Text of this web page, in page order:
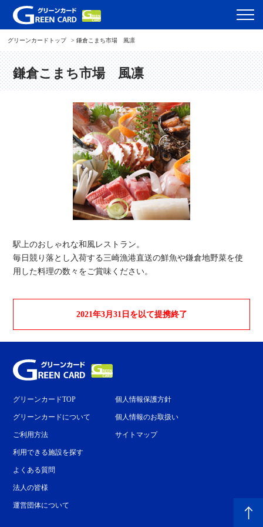
グリーンカードトップ 鎌倉こまち市場 風凛
鎌倉こまち市場 風凛
駅上のおしゃれな和風レストラン。
毎日競り落とし入荷する三崎漁港直送の鮮魚や鎌倉地野菜を使
用した料理の数々をご賞味ください。
2021年3月31日を以て提携終了
グリーンカードTOP
グリーンカードについて
ご利用方法
利用できる施設を探す
よくある質問
法人の皆様
運営団体について
個人情報保護方針
個人情報のお取扱い
サイトマップ